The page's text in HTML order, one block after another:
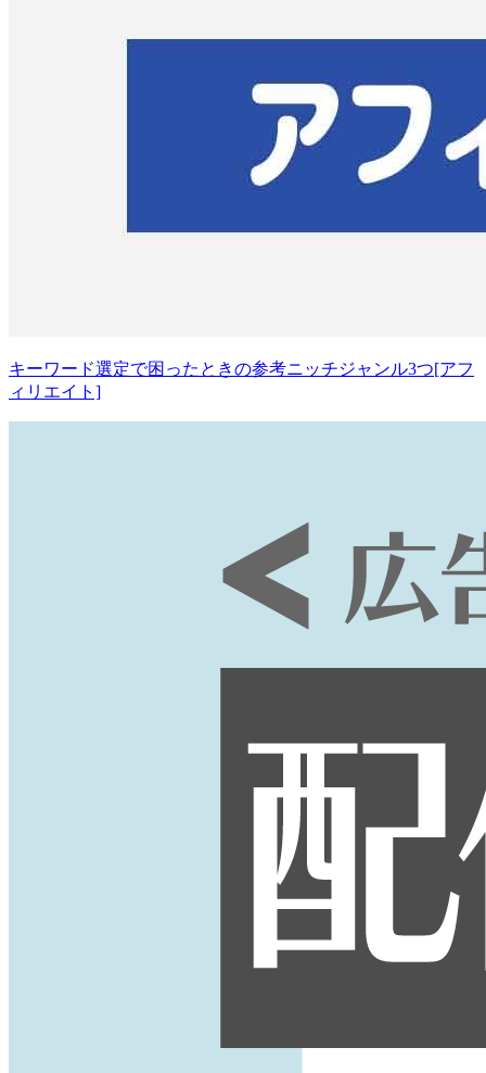
キーワード選定で困ったときの参考ニッチジャンル3つ[アフ
ィリエイト]